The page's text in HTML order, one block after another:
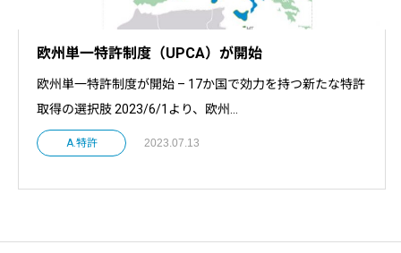
欧州単一特許制度（UPCA）が開始
欧州単一特許制度が開始 – 17か国で効力を持つ新たな特許
取得の選択肢 2023/6/1より、欧州...
A.特許 2023.07.13